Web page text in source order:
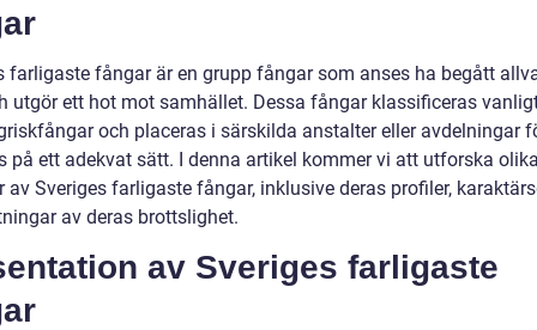
farligaste fångar är en grupp fångar som anses ha begått
utgör ett hot mot samhället. Dessa fångar klassificeras
och placeras i särskilda anstalter eller avdelningar
på ett adekvat sätt. I denna artikel kommer vi att utforska
av Sveriges farligaste fångar, inklusive deras profiler,
av deras brottslighet.
av Sveriges farligaste